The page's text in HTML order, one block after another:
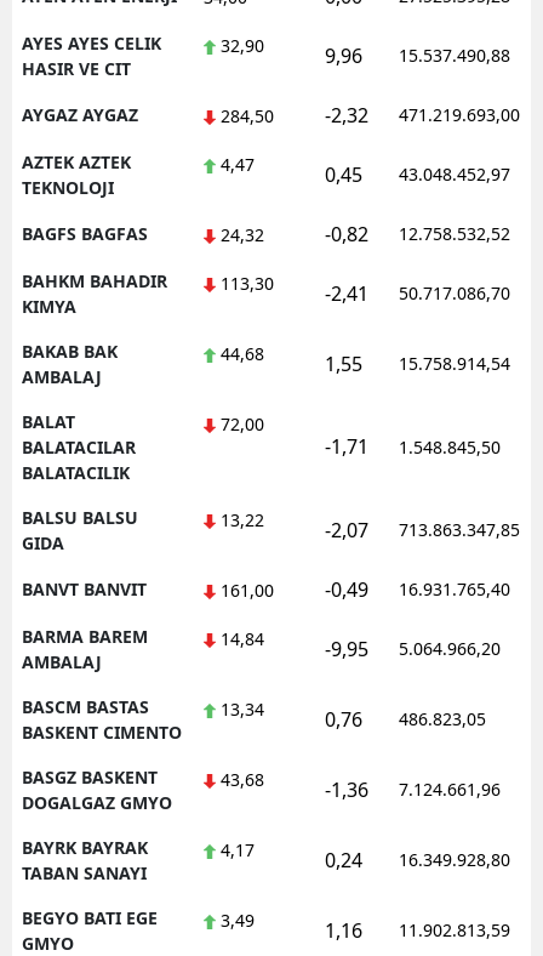
AYES AYES CELIK
HASIR VE CIT
32,90 9,96 15.537.490,88
AYGAZ AYGAZ 284,50 -2,32 471.219.693,00
AZTEK AZTEK
TEKNOLOJI
4,47 0,45 43.048.452,97
BAGFS BAGFAS 24,32 -0,82 12.758.532,52
BAHKM BAHADIR
KIMYA
113,30 -2,41 50.717.086,70
BAKAB BAK
AMBALAJ
44,68 1,55 15.758.914,54
BALAT
BALATACILAR
BALATACILIK
72,00
-1,71 1.548.845,50
BALSU BALSU
GIDA
13,22 -2,07 713.863.347,85
BANVT BANVIT 161,00 -0,49 16.931.765,40
BARMA BAREM
AMBALAJ
14,84 -9,95 5.064.966,20
BASCM BASTAS
BASKENT CIMENTO
13,34 0,76 486.823,05
BASGZ BASKENT
DOGALGAZ GMYO
43,68 -1,36 7.124.661,96
BAYRK BAYRAK
TABAN SANAYI
4,17 0,24 16.349.928,80
BEGYO BATI EGE
GMYO
3,49 1,16 11.902.813,59